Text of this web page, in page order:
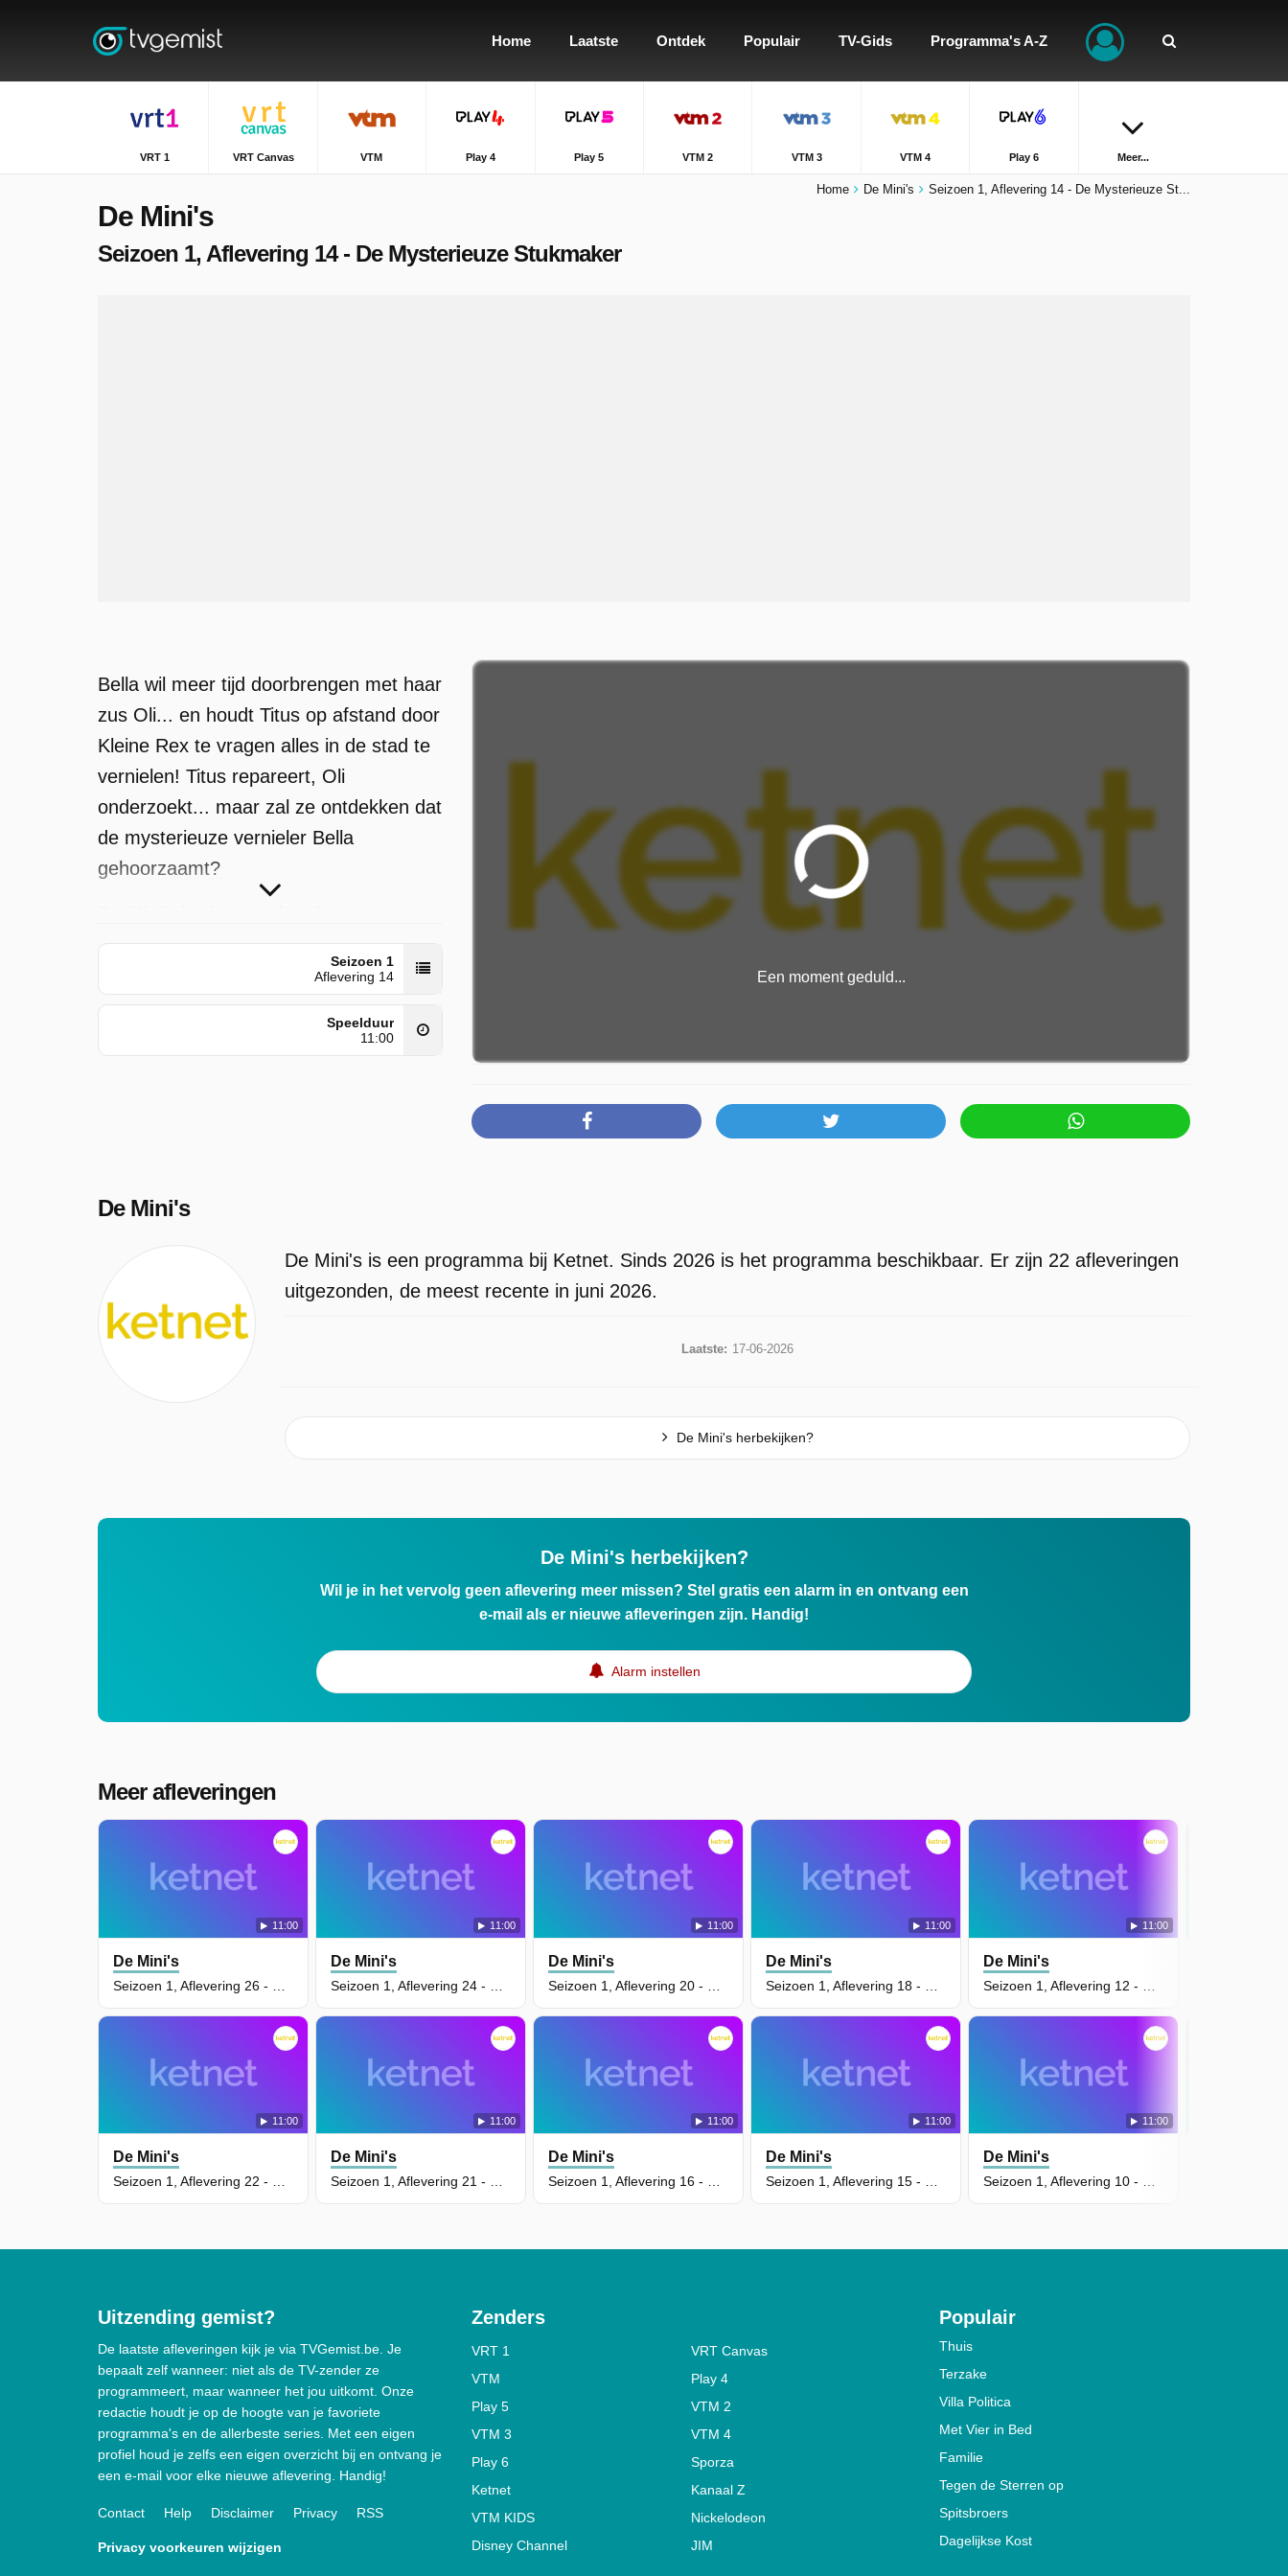
Home Laatste Ontdek Populair TV-Gids Programma's A-Z
VRT 1 VRT Canvas VTM Play 4 Play 5 VTM 2 VTM 3 VTM 4 Play 6 Meer...
Home De Mini's Seizoen 1, Aflevering 14 - De Mysterieuze St...
De Mini's
Seizoen 1, Aflevering 14 - De Mysterieuze Stukmaker
Bella wil meer tijd doorbrengen met haar
zus Oli... en houdt Titus op afstand door
Kleine Rex te vragen alles in de stad te
vernielen! Titus repareert, Oli
onderzoekt... maar zal ze ontdekken dat
de mysterieuze vernieler Bella
gehoorzaamt?
woensdag 10 juni 2026 om 07:34
uur. Deze aflevering is voor het eerst
geplaatst op zaterdag 25 april 2026.
Seizoen 1
Aflevering 14
Speelduur
11:00
Een moment geduld...
De Mini's
De Mini's is een programma bij Ketnet. Sinds 2026 is het programma beschikbaar. Er zijn 22 afleveringen
uitgezonden, de meest recente in juni 2026.
Laatste: 17-06-2026
De Mini's herbekijken?
De Mini's herbekijken?
Wil je in het vervolg geen aflevering meer missen? Stel gratis een alarm in en ontvang een
e-mail als er nieuwe afleveringen zijn. Handig!
Alarm instellen
Meer afleveringen
11:00
De Mini's
11:00
De Mini's
11:00
De Mini's
11:00
De Mini's
11:00
De Mini's
11:00
De Mini's
11:00
De Mini's
11:00
De Mini's
11:00
De Mini's
11:00
De Mini's
Uitzending gemist?
De laatste afleveringen kijk je via TVGemist.be. Je
bepaalt zelf wanneer: niet als de TV-zender ze
programmeert, maar wanneer het jou uitkomt. Onze
redactie houdt je op de hoogte van je favoriete
programma's en de allerbeste series. Met een eigen
profiel houd je zelfs een eigen overzicht bij en ontvang je
een e-mail voor elke nieuwe aflevering. Handig!
Contact Help Disclaimer Privacy RSS
Privacy voorkeuren wijzigen
Zenders
VRT 1
VRT Canvas
VTM
Play 4
Play 5
VTM 2
VTM 3
VTM 4
Play 6
Sporza
Ketnet
Kanaal Z
VTM KIDS
Nickelodeon
Disney Channel
JIM
Populair
Thuis
Terzake
Villa Politica
Met Vier in Bed
Familie
Tegen de Sterren op
Spitsbroers
Dagelijkse Kost